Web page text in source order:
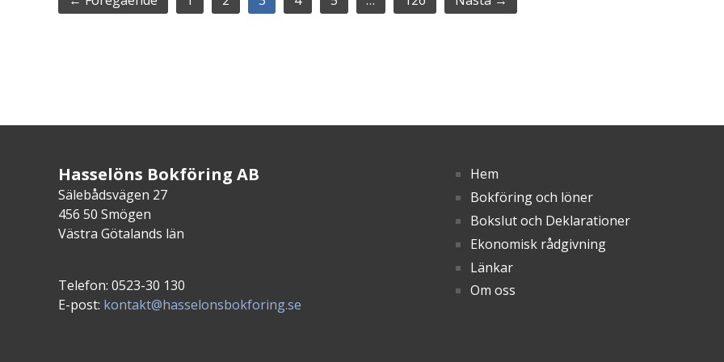
Hasselöns Bokföring AB
Sälebådsvägen 27
456 50 Smögen
Västra Götalands län
Telefon: 0523-30 130
E-post: kontakt@hasselonsbokforing.se
Hem
Bokföring och löner
Bokslut och Deklarationer
Ekonomisk rådgivning
Länkar
Om oss